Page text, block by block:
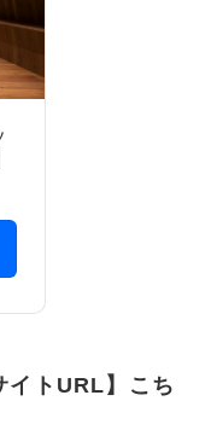
イトURL】こち